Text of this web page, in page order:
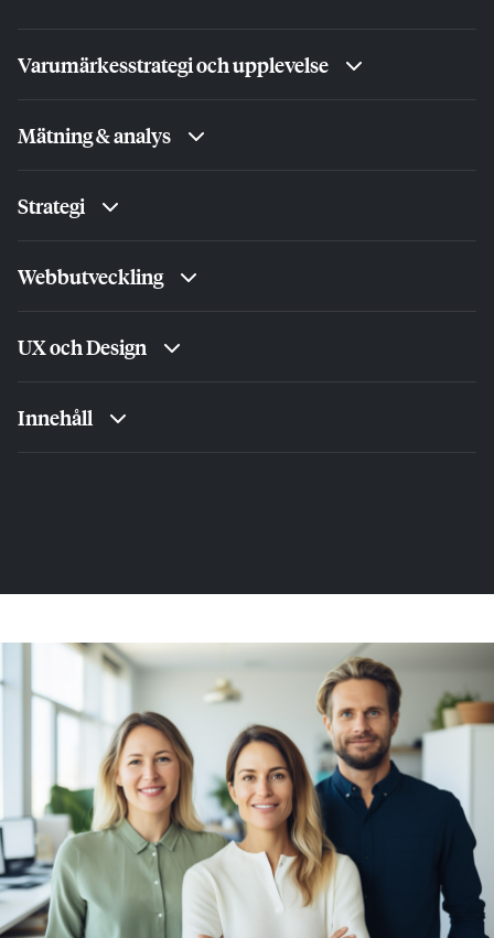
Varumärkesstrategi och upplevelse
Mätning & analys
Strategi
Webbutveckling
UX och Design
Innehåll